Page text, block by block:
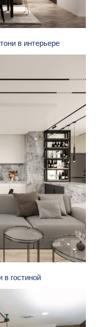
в интерьере
в гостиной